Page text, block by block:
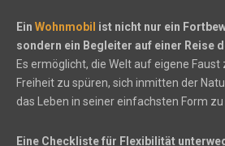
Ein Wohnmobil ist nicht nur ein
sondern ein Begleiter auf einer Reise
Es ermöglicht, die Welt auf eigene Faust
Freiheit zu spüren, sich inmitten der
das Leben in seiner einfachsten Form zu
Eine Checkliste für Flexibilität